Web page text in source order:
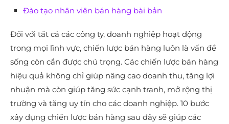
Đào tạo nhân viên bán hàng bài bản
Đối với tất cả các công ty, doanh nghiệp hoạt động
trong mọi lĩnh vực, chiến lược bán hàng luôn là vấn đề
sống còn cần được chú trọng. Các chiến lược bán hàng
hiệu quả không chỉ giúp nâng cao doanh thu, tăng lợi
nhuận mà còn giúp tăng sức cạnh tranh, mở rộng thị
trường và tăng uy tín cho các doanh nghiệp. 10 bước
xây dựng chiến lược bán hàng sau đây sẽ giúp các